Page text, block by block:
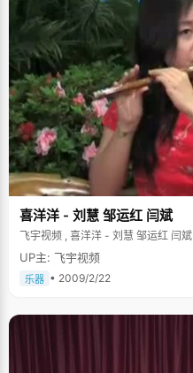
喜洋洋 - 刘慧 邹运红 闫斌
飞宇视频 , 喜洋洋 - 刘慧 邹运红 闫斌
UP主: 飞宇视频
乐器 • 2009/2/22